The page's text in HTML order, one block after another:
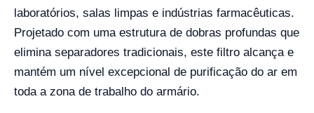
laboratórios, salas limpas e indústrias farmacêuticas.
Projetado com uma estrutura de dobras profundas que
elimina separadores tradicionais, este filtro alcança e
mantém um nível excepcional de purificação do ar em
toda a zona de trabalho do armário.